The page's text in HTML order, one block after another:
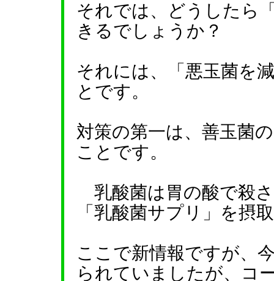
それでは、どうしたら
きるでしょうか？
それには、「悪玉菌を
とです。
対策の第一は、善玉菌
ことです。
乳酸菌は胃の酸で殺
「乳酸菌サプリ」を摂
ここで新情報ですが、
られていましたが、コ